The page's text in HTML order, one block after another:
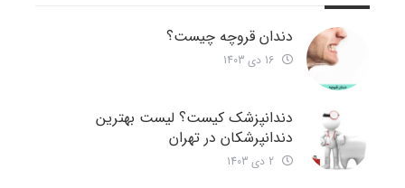
دندان قروچه چیست؟
دندانپزشک کیست؟ لیست بهترین
دندانپرشکان در تهران